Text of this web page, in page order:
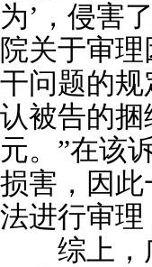
为’，侵害
院关于审
干问题的
认被告的
元。”在该
损害，因
法进行审理
综上，广